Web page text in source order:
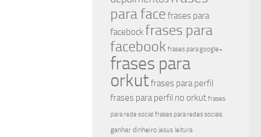
para face frases para
facebockfrases para
facebook frases para google+
frases para
orkutfrases para perfil
frases para perfil no orkut frases
para rede social frases para redes sociais
ganhar dinheiro jesus leitura